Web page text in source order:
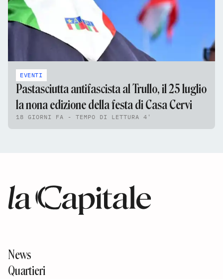
EVENTI
Pastasciutta antifascista al Trullo, il 25 luglio
la nona edizione della festa di Casa Cervi
18 GIORNI FA - TEMPO DI LETTURA 4'
News
Quartieri